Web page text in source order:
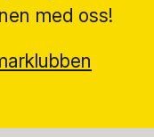
med oss!